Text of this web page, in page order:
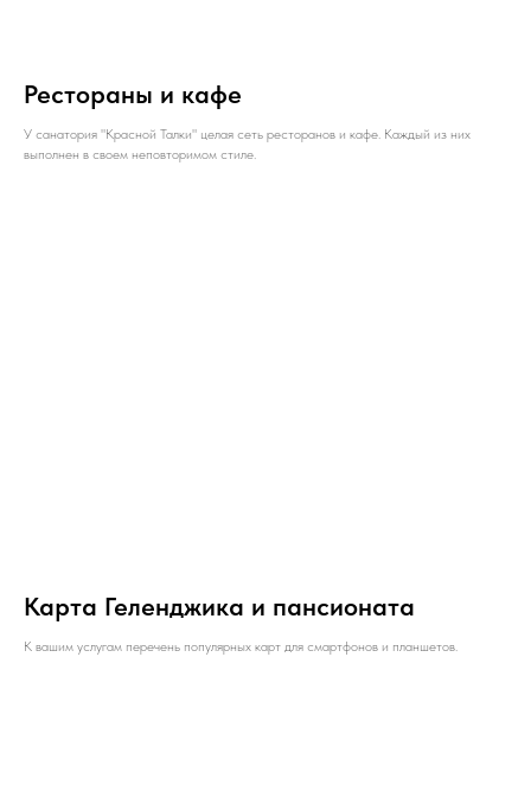
Рестораны и кафе
У санатория "Красной Талки" целая сеть ресторанов и кафе. Каждый из них
выполнен в своем неповторимом стиле.
Карта Геленджика и пансионата
К вашим услугам перечень популярных карт для смартфонов и планшетов.